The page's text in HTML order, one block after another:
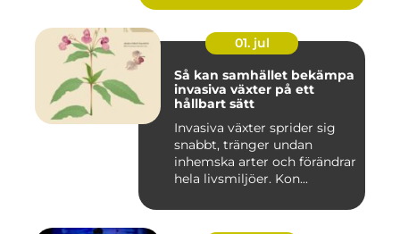
01. jul
Så kan samhället bekämpa
invasiva växter på ett
hållbart sätt
Invasiva växter sprider sig
snabbt, tränger undan
inhemska arter och förändrar
hela livsmiljöer. Kon...